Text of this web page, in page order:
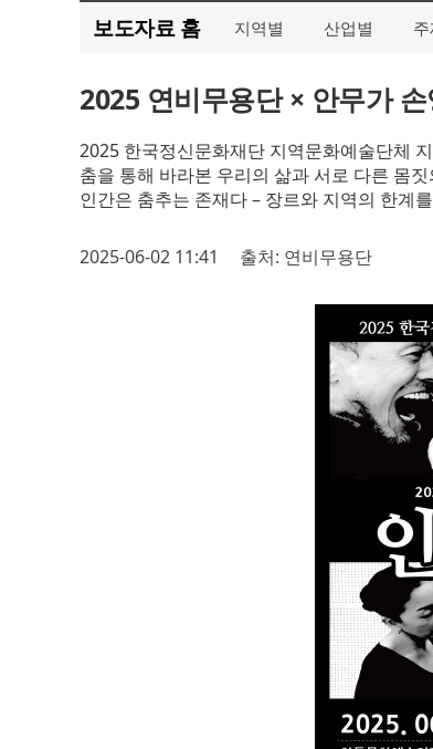
보도자료 홈 지역별 산업별
2025 연비무용단 × 안무가 손
2025 한국정신문화재단 지역문화예술단체
춤을 통해 바라본 우리의 삶과 서로 다른 몸
인간은 춤추는 존재다 – 장르와 지역의 한계
2025-06-02 11:41 출처: 연비무용단